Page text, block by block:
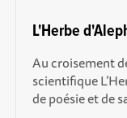
L'Herbe
Au croisement
scientifique
de poésie et de